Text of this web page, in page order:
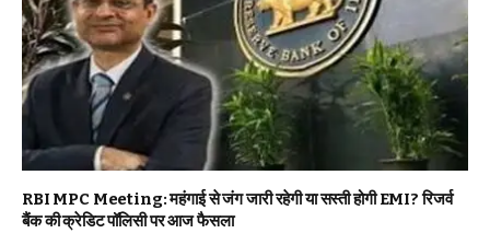
RBI MPC Meeting: महंगाई से जंग जारी रहेगी या सस्ती होगी EMI? रिजर्व
बैंक की क्रेडिट पॉलिसी पर आज फैसला